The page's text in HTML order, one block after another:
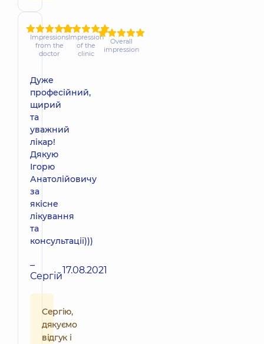
Impressions
from the
doctor
Impression
of the
clinic
Overall
impression
Дуже
професійний,
щирий
та
уважний
лікар!
Дякую
Ігорю
Анатолійовичу
за
якісне
лікування
та
консультації)))
–
Сергій17.08.2021
Сергію,
дякуємо
відгук і